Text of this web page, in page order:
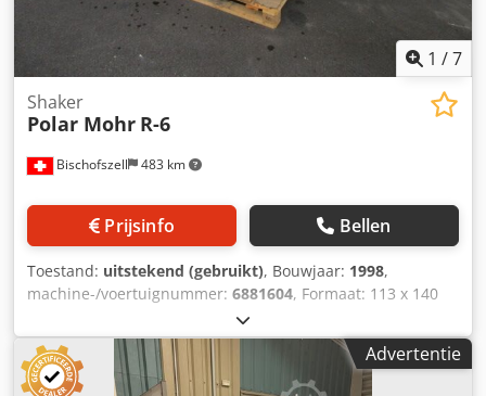
1 /7
Bischofszell 483 km
Shaker
Polar Mohr R-6
Prijsinfo Bellen
Toestand: uitstekend (gebruikt), Bouwjaar: 1998,
machine-/voertuignummer: 6881604, Formaat: 113 x 140
cm Hoogte tafel: 89-99 cm Crjdpou Rn Dwefx Ab Aof
Advertentie